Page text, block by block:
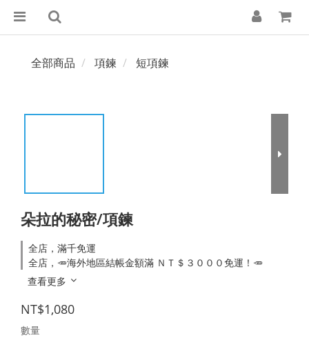
全部商品 項鍊 短項鍊
朵拉的秘密/項鍊
全店，滿千免運
全店，🥕海外地區結帳金額滿 ＮＴ＄３０００免運！🥕
查看更多
NT$1,080
數量